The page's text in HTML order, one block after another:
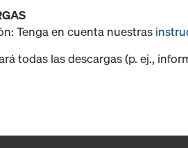
Tenga en cuenta nuestras
todas las descargas (p. ej.,